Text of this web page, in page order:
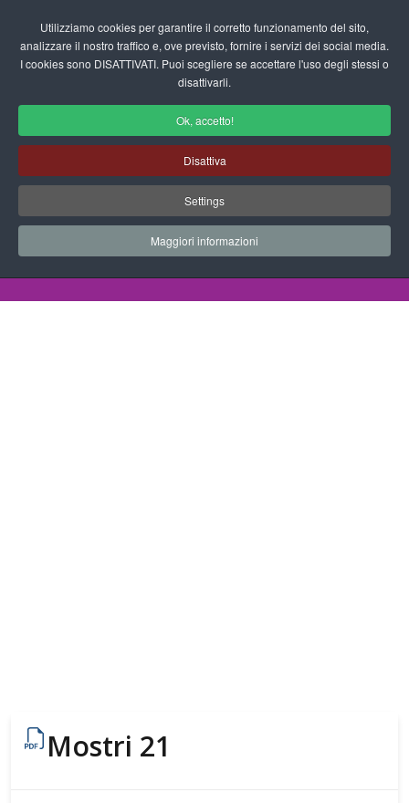
Utilizziamo cookies per garantire il corretto funzionamento del sito,
analizzare il nostro traffico e, ove previsto, fornire i servizi dei social media.
I cookies sono DISATTIVATI. Puoi scegliere se accettare l'uso degli stessi o
disattivarli.
Ok, accetto!
Disattiva
Settings
Maggiori informazioni
fas
Disegni da Colorare Mostri
Progetti Didattici, Disegni, Schede
Didattiche e tanto altro ancora.
Disegni da Colorare
Mostri 21